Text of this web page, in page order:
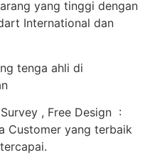
yang tinggi dengan
International dan
tenga ahli di
, Free Design :
Customer yang terbaik